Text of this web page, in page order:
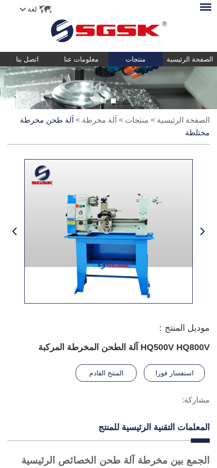
لغة
الصفحة الرئيسية منتجات معلومات عنا اتصل بنا
الصفحة الرئيسية > منتجات > آلة مخرطة > آلة طحن مخرطة
مختلطة
موديل المنتج：
HQ500V HQ800V آلة الطحن المخرطة المركبة
استفسار فورا المنتج القادم
مشاركة:
المعلمات التقنية الرئيسية للمنتج
الجمع بين مخرطة آلة طحن الخصائص الرئيسية